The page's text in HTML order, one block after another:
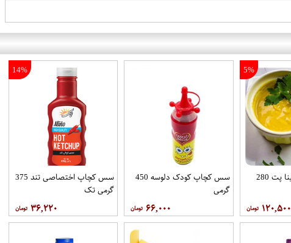
5%
سس خردل کارولینا پت 280
۱۲۰,۵۰۰
سس کچاپ کودک دلوسه 450
گرمی
۶۶,۰۰۰
14%
سس کچاپ اختصاصی تند 375
گرمی تک
۳۶,۲۲۰